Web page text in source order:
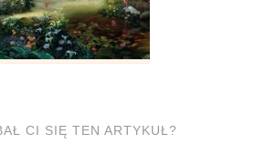
CI SIĘ TEN ARTYKUŁ?